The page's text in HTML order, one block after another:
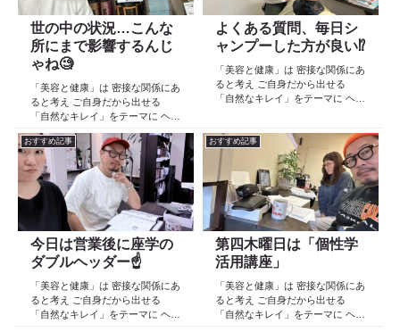
世の中の状況…こんな
所にまで影響するんじ
ゃね🧐
「美容と健康」は 密接な関係にあ
ると考え ご自身だから出せる
「自然なキレイ」をテーマに ヘア
の 「根本改善」を目的とした美容
院 Def 古江です 2023年３月30日
より スタートしたこのブログ
日々の事や...
よくある質問、毎日シ
ャンプーした方が良い⁉️
「美容と健康」は 密接な関係にあ
ると考え ご自身だから出せる
「自然なキレイ」をテーマに ヘア
院 Def 古江です 2023年３月30日
より スタートしたこのブログ
日々の事や...
おすすめ記事
今日は営業後に座学の
ダブルヘッダー☝️
「美容と健康」は 密接な関係にあ
ると考え ご自身だから出せる
「自然なキレイ」をテーマに ヘア
おすすめ記事
第四木曜日は「個性学
活用講座」
「美容と健康」は 密接な関係にあ
ると考え ご自身だから出せる
「自然なキレイ」をテーマに ヘア